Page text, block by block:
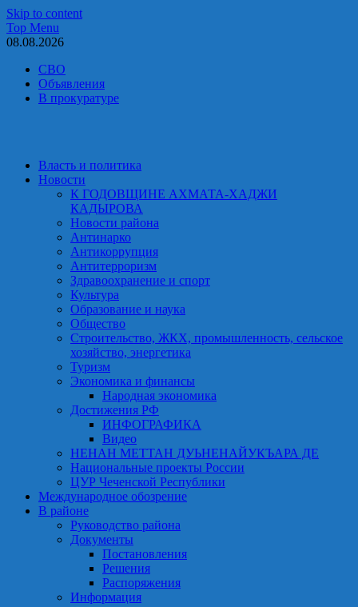
Skip to content
Top Menu
08.08.2026
СВО
Объявления
В прокуратуре
Власть и политика
Новости
К ГОДОВЩИНЕ АХМАТА-ХАДЖИ
КАДЫРОВА
Новости района
Антинарко
Антикоррупция
Антитерроризм
Здравоохранение и спорт
Культура
Образование и наука
Общество
Строительство, ЖКХ, промышленность, сельское
хозяйство, энергетика
Туризм
Экономика и финансы
Народная экономика
Достижения РФ
ИНФОГРАФИКА
Видео
НЕНАН МЕТТАН ДУЬНЕНАЙУКЪАРА ДЕ
Национальные проекты России
ЦУР Чеченской Республики
Международное обозрение
В районе
Руководство района
Документы
Постановления
Решения
Распоряжения
Информация